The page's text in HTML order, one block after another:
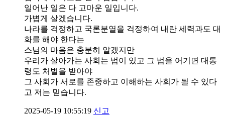
일어난 일은 다 고마운 일입니다.
가볍게 살겠습니다.
나라를 걱정하고 국론분열을 걱정하여 내란 세력과도 대
화를 해야 한다는
스님의 마음은 충분히 알겠지만
우리가 살아가는 사회는 법이 있고 그 법을 어기면 대통
령도 처벌을 받아야
그 사회가 서로를 존중하고 이해하는 사회가 될 수 있다
고 저는 믿습니다.
2025-05-19 10:55:19 신고